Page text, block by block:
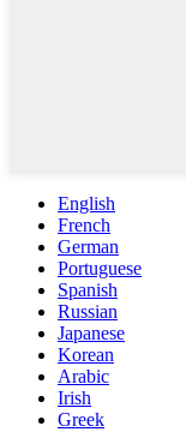
English
French
German
Portuguese
Spanish
Russian
Japanese
Korean
Arabic
Irish
Greek